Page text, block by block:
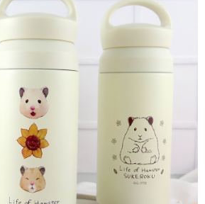
收到繳費通知簡訊。
天內，點擊此簡訊中的連結，可透過四大超商／
式進行付款，方視為交易完成。
下不需立刻繳費，但若您需要取消訂單，請聯絡
同意取消之訂單仍視為有效，需透過AFTEE先享
消欲退款等相關疑問，請聯繫「AFTEE先享後付
support/home
限公司提供之「AFTEE先享後付」服務完成之交
內提供個人資料，並將交易相關給付款項請求債
公司。
，請瀏覽以下網址：
含以上)免運費
含以上)免運費
含以上)免運費
含以上)免運費
查看運費